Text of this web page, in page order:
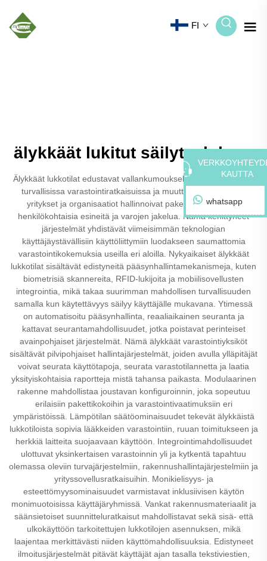
FI
älykkäät lukitut säilytyslokero
Älykkäät lukkotilat edustavat vallankumouksellista edistysaskelta
turvallisissa varastointiratkaisuissa ja muuttavat siten, miten
yritykset ja organisaatiot hallinnoivat pakettien toimitusta,
henkilökohtaisia esineitä ja varojen jakelua. Nämä kehittyneet
järjestelmät yhdistävät viimeisimmän teknologian
käyttäjäystävällisiin käyttöliittymiin luodakseen saumattomia
varastointikokemuksia useilla eri aloilla. Nykyaikaiset älykkäät
lukkotilat sisältävät edistyneitä pääsynhallintamekanismeja, kuten
biometrisiä skannereita, RFID-lukijoita ja mobiilisovellusten
integrointia, mikä takaa suurimman mahdollisen turvallisuuden
samalla kun käytettävyys säilyy käyttäjälle mukavana. Ytimessä
on automatisoitu pääsynhallinta, reaaliaikainen seuranta ja
kattavat seurantamahdollisuudet, jotka poistavat perinteiset
avainpohjaiset järjestelmät. Nämä älykkäät varastointiyksiköt
sisältävät pilvipohjaiset hallintajärjestelmät, joiden avulla ylläpitäjät
voivat seurata käyttötapoja, seurata varastotilannetta ja laatia
yksityiskohtaisia raportteja mistä tahansa paikasta. Modulaarinen
rakenne mahdollistaa joustavan konfiguroinnin, joka sopeutuu
erilaisiin pakettikokoihin ja varastointivaatimuksiin eri
ympäristöissä. Lämpötilan säätöominaisuudet tekevät älykkäistä
lukkotiloista sopivia lääkkeiden varastointiin, ruuan toimitukseen ja
herkkiä laitteita suojaavaan käyttöön. Integrointimahdollisuudet
ulottuvat yksinkertaisen varastoinnin yli ja kytkentä tapahtuu
olemassa oleviin turvajärjestelmiin, rakennushallintajärjestelmiin ja
yrityssovellusratkaisuihin. Monikielisyys- ja
esteettömyysominaisuudet varmistavat inklusiivisen käytön
monimuotoisissa käyttäjäryhmissä. Vankat rakennusmateriaalit ja
säänsietoiset suunnitteluratkaisut mahdollistavat sekä sisä- että
ulkokäyttöön tarkoitettujen lukkotilojen asennuksen, mikä
laajentaa merkittävästi niiden käyttömahdollisuuksia. Edistyneet
ilmoitusjärjestelmät pitävät käyttäjät ajan tasalla tekstiviestien,
KAUTTA
whatsapp